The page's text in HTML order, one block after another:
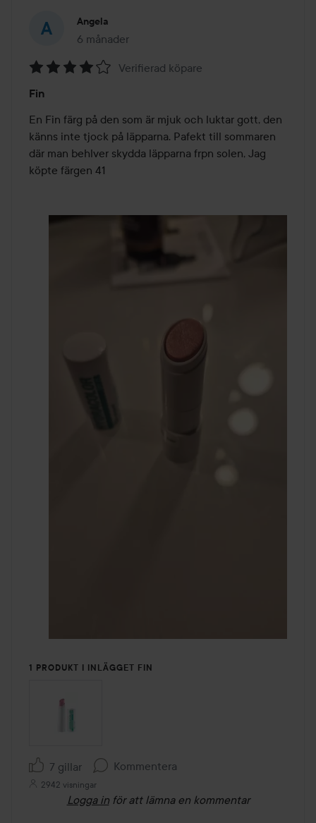
Angela
6 månader
Inlägget skapades 6 månader
4
av
5
Verifierad köpare
Fin
En Fin färg på den som är mjuk och luktar gott, den
känns inte tjock på läpparna. Pafekt till sommaren
där man behlver skydda läpparna frpn solen, Jag
köpte färgen 41
1 PRODUKT I INLÄGGET FIN
7 gillar Kommentera
2942 visningar
Logga in för att lämna en kommentar